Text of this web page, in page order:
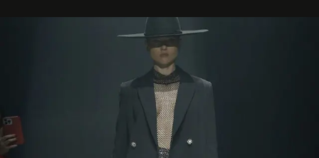
por propósitos, com um claro senso de missão na vida e